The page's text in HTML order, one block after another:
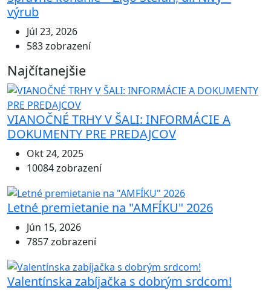
výrub
Júl 23, 2026
583 zobrazení
Najčítanejšie
VIANOČNÉ TRHY V ŠALI: INFORMÁCIE A
DOKUMENTY PRE PREDAJCOV
Okt 24, 2025
10084 zobrazení
Letné premietanie na "AMFÍKU" 2026
Jún 15, 2026
7857 zobrazení
Valentínska zabíjačka s dobrým srdcom!